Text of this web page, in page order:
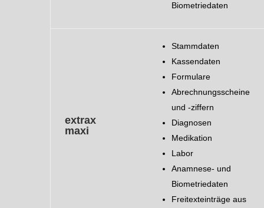
Biometriedaten
extrax
maxi
Stammdaten
Kassendaten
Formulare
Abrechnungsscheine
und -ziffern
Diagnosen
Medikation
Labor
Anamnese- und
Biometriedaten
Freitexteinträge aus